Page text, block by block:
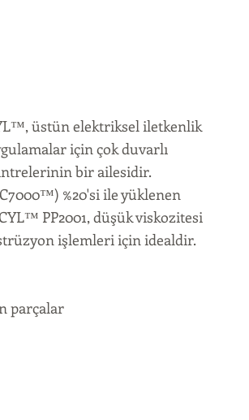
üstün elektriksel iletkenlik
için çok duvarlı
bir ailesidir.
%20'si ile yüklenen
PP2001, düşük viskozitesi
işlemleri için idealdir.
parçalar